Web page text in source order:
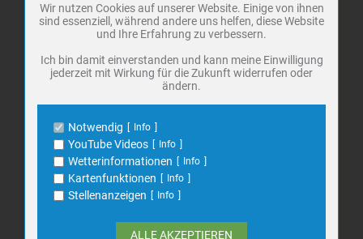
Stadt Bad
Frankenhausen
Markt 1
06567 Bad Frankenhausen
Telefon: 034671 7 20 0
E-Mail:info@bad-frankenhausen.de
Search
for:
Name
PHP Session Cookie
Anbieter
Eigentümer dieser Website
Schutz
Cookie Name
PHPSESSID, fe_typo_user
Name
Cookiespeicherung Entscheidungscookie
Anbieter
Eigentümer dieser Website
Zweck
Speichert die Einstellungen der Besucher
bezüglich der Speicherung von Cookies.
Cookie Name
dywc
1 Jahr
Wir nutzen Cookies auf unserer Website. Einige von ihnen
sind essenziell, während andere uns helfen, diese Website
und Ihre Erfahrung zu verbessern.
Ich bin damit einverstanden und kann meine Einwilligung
jederzeit mit Wirkung für die Zukunft widerrufen oder
ändern.
Notwendig Info
YouTube Videos Info
Wetterinformationen Info
Kartenfunktionen Info
Stellenanzeigen Info
ALLE AKZEPTIEREN